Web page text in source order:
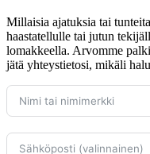
Millaisia ajatuksia tai
haastatellulle tai jutun
lomakkeella. Arvomme
jätä yhteystietosi, mikäli